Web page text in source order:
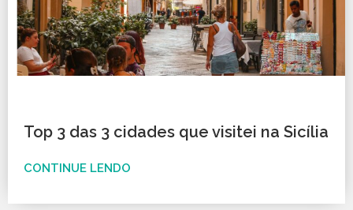
Top 3 das 3 cidades que visitei na Sicília
CONTINUE LENDO